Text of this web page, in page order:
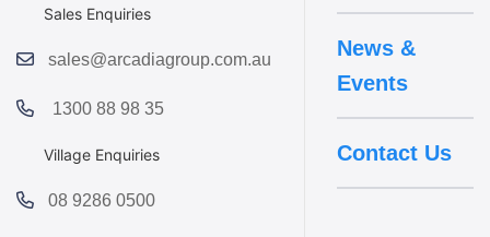
Sales Enquiries
sales@arcadiagroup.com.au
1300 88 98 35
Village Enquiries
08 9286 0500
News &
Events
Contact Us